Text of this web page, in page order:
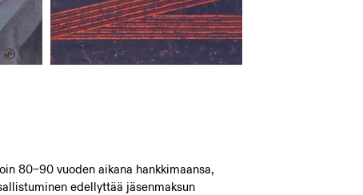
80–90 vuoden aikana hankkimaansa,
edellyttää jäsenmaksun